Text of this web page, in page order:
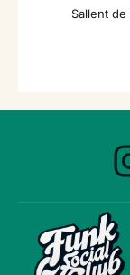
Sallent de